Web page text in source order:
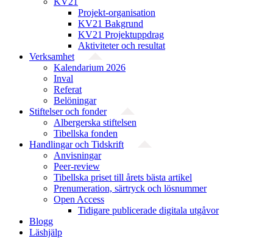
Projekt-organisation
KV21 Bakgrund
KV21 Projektuppdrag
Aktiviteter och resultat
Verksamhet
Kalendarium 2026
Inval
Referat
Belöningar
Stiftelser och fonder
Albergerska stiftelsen
Tibellska fonden
Handlingar och Tidskrift
Anvisningar
Peer-review
Tibellska priset till årets bästa artikel
Prenumeration, särtryck och lösnummer
Open Access
Tidigare publicerade digitala utgåvor
Blogg
Läshjälp